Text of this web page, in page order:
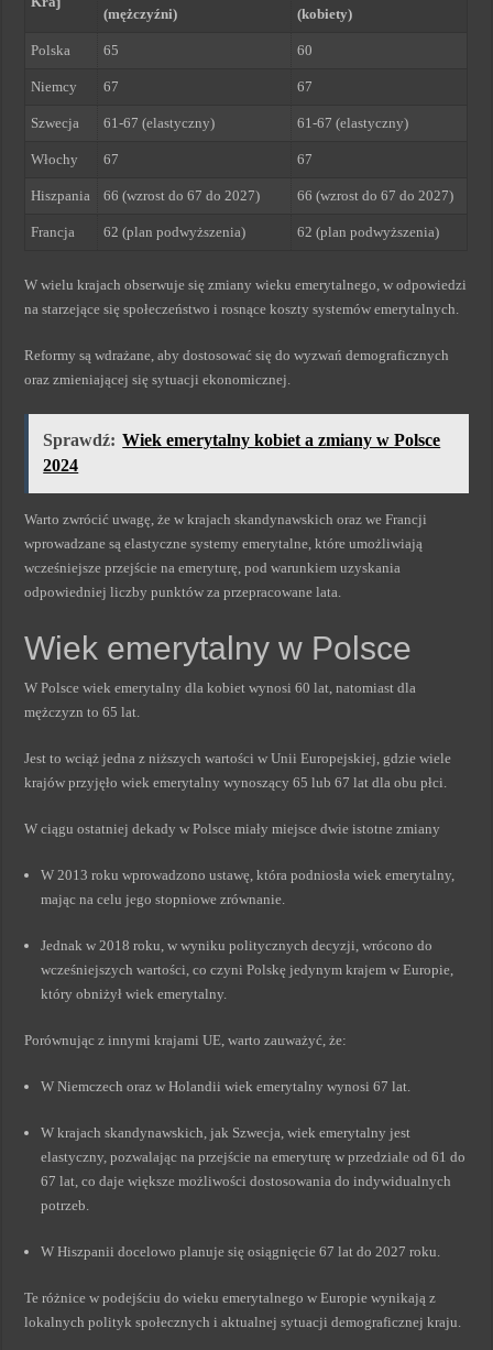
(mężczyźni)
(kobiety)
Polska 65 60
Niemcy 67 67
Szwecja 61-67 (elastyczny) 61-67 (elastyczny)
Włochy 67 67
Hiszpania 66 (wzrost do 67 do 2027) 66 (wzrost do 67 do 2027)
Francja 62 (plan podwyższenia) 62 (plan podwyższenia)
W wielu krajach obserwuje się zmiany wieku emerytalnego, w odpowiedzi
na starzejące się społeczeństwo i rosnące koszty systemów emerytalnych.
Reformy są wdrażane, aby dostosować się do wyzwań demograficznych
oraz zmieniającej się sytuacji ekonomicznej.
Sprawdź: Wiek emerytalny kobiet a zmiany w Polsce
2024
Warto zwrócić uwagę, że w krajach skandynawskich oraz we Francji
wprowadzane są elastyczne systemy emerytalne, które umożliwiają
wcześniejsze przejście na emeryturę, pod warunkiem uzyskania
odpowiedniej liczby punktów za przepracowane lata.
Wiek emerytalny w Polsce
W Polsce wiek emerytalny dla kobiet wynosi 60 lat, natomiast dla
mężczyzn to 65 lat.
Jest to wciąż jedna z niższych wartości w Unii Europejskiej, gdzie wiele
krajów przyjęło wiek emerytalny wynoszący 65 lub 67 lat dla obu płci.
W ciągu ostatniej dekady w Polsce miały miejsce dwie istotne zmiany
W 2013 roku wprowadzono ustawę, która podniosła wiek emerytalny,
mając na celu jego stopniowe zrównanie.
Jednak w 2018 roku, w wyniku politycznych decyzji, wrócono do
wcześniejszych wartości, co czyni Polskę jedynym krajem w Europie,
który obniżył wiek emerytalny.
Porównując z innymi krajami UE, warto zauważyć, że:
W Niemczech oraz w Holandii wiek emerytalny wynosi 67 lat.
W krajach skandynawskich, jak Szwecja, wiek emerytalny jest
elastyczny, pozwalając na przejście na emeryturę w przedziale od 61 do
67 lat, co daje większe możliwości dostosowania do indywidualnych
potrzeb.
W Hiszpanii docelowo planuje się osiągnięcie 67 lat do 2027 roku.
Te różnice w podejściu do wieku emerytalnego w Europie wynikają z
lokalnych polityk społecznych i aktualnej sytuacji demograficznej kraju.